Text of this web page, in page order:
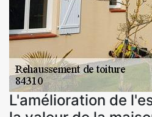
L'amélioration de